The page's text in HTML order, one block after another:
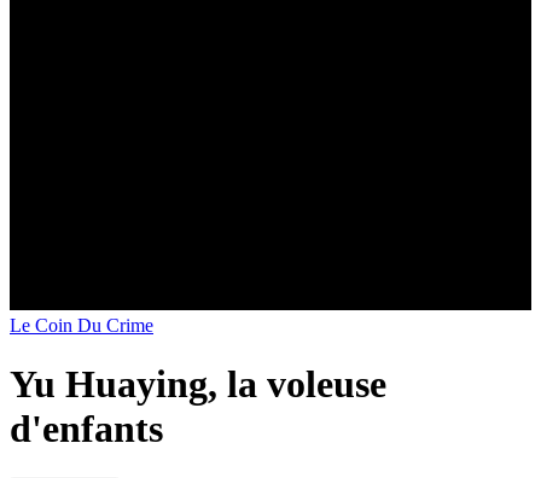
Le Coin Du Crime
Yu Huaying, la voleuse
d'enfants